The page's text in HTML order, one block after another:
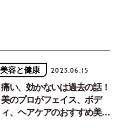
美容と健康 2023.06.15
痛い、効かないは過去の話！
美のプロがフェイス、ボデ
ィ、ヘアケアのおすすめ美容